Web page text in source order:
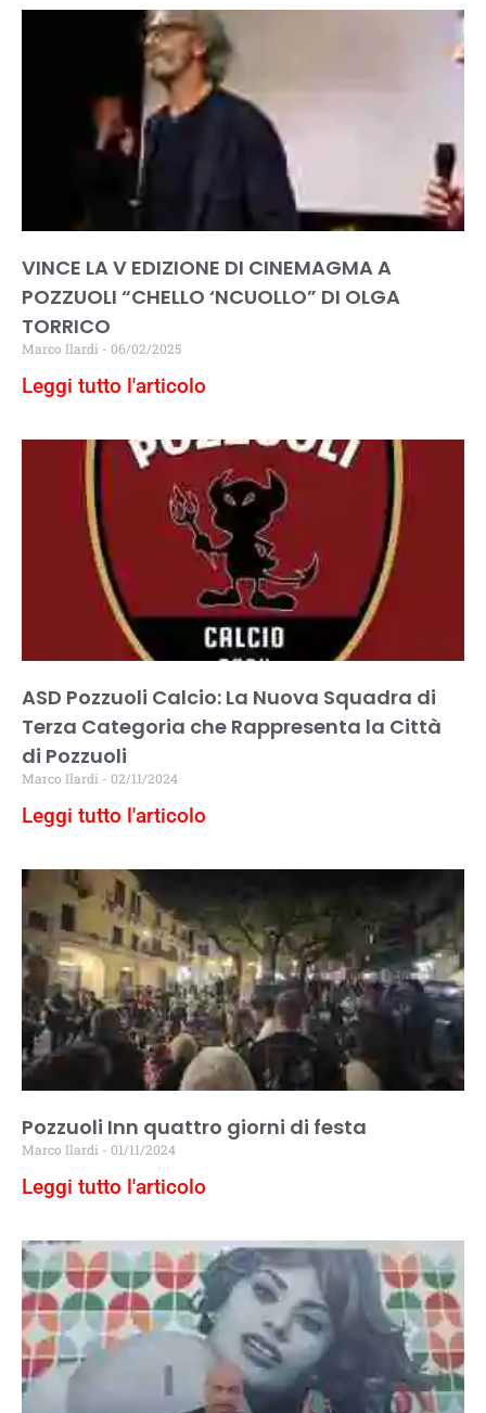
VINCE LA V EDIZIONE DI CINEMAGMA A
POZZUOLI “CHELLO ‘NCUOLLO” DI OLGA
TORRICO
Marco Ilardi 06/02/2025
Leggi tutto l'articolo
ASD Pozzuoli Calcio: La Nuova Squadra di
Terza Categoria che Rappresenta la Città
di Pozzuoli
Marco Ilardi 02/11/2024
Leggi tutto l'articolo
Pozzuoli Inn quattro giorni di festa
Marco Ilardi 01/11/2024
Leggi tutto l'articolo